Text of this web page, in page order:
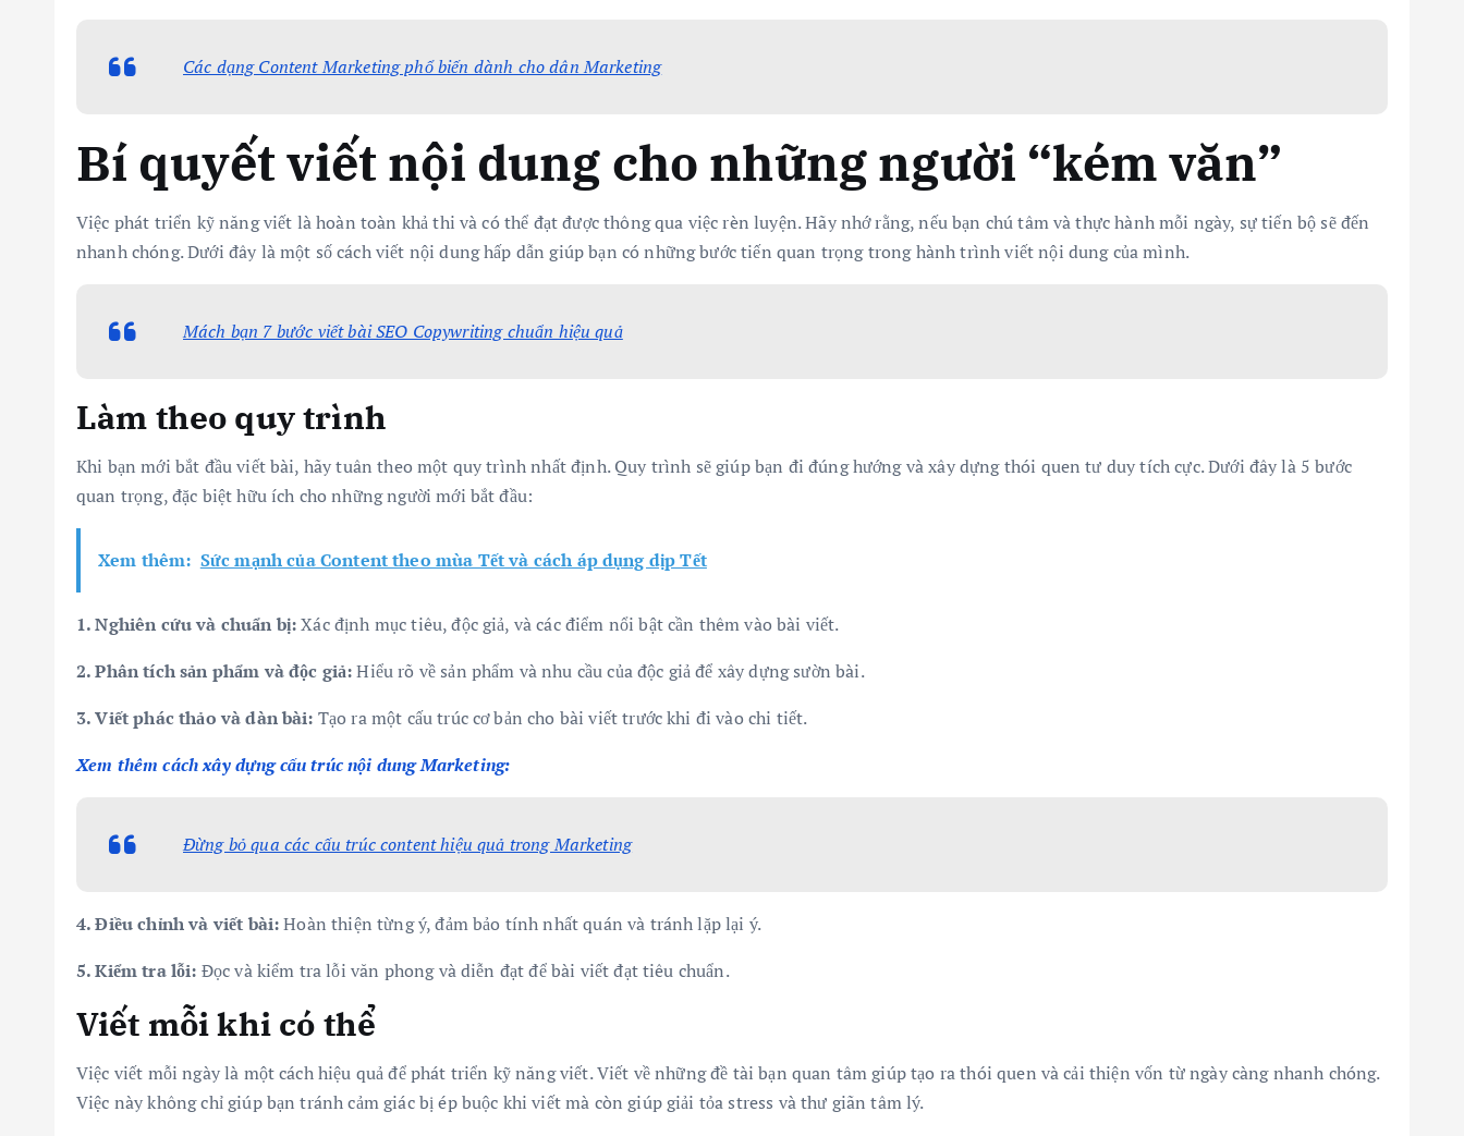
Các dạng Content Marketing phổ biến dành cho dân Marketing
Bí quyết viết nội dung cho những người “kém văn”
Việc phát triển kỹ năng viết là hoàn toàn khả thi và có thể đạt được thông qua việc rèn luyện. Hãy nhớ rằng, nếu bạn chú tâm và thực hành mỗi ngày, sự tiến bộ sẽ đến
nhanh chóng. Dưới đây là một số cách viết nội dung hấp dẫn giúp bạn có những bước tiến quan trọng trong hành trình viết nội dung của mình.
Mách bạn 7 bước viết bài SEO Copywriting chuẩn hiệu quả
Làm theo quy trình
Khi bạn mới bắt đầu viết bài, hãy tuân theo một quy trình nhất định. Quy trình sẽ giúp bạn đi đúng hướng và xây dựng thói quen tư duy tích cực. Dưới đây là 5 bước
quan trọng, đặc biệt hữu ích cho những người mới bắt đầu:
Xem thêm: Sức mạnh của Content theo mùa Tết và cách áp dụng dịp Tết
1. Nghiên cứu và chuẩn bị:Xác định mục tiêu, độc giả, và các điểm nổi bật cần thêm vào bài viết.
2. Phân tích sản phẩm và độc giả:Hiểu rõ về sản phẩm và nhu cầu của độc giả để xây dựng sườn bài.
3. Viết phác thảo và dàn bài: Tạo ra một cấu trúc cơ bản cho bài viết trước khi đi vào chi tiết.
Xem thêm cách xây dựng cấu trúc nội dung Marketing:
Đừng bỏ qua các cấu trúc content hiệu quả trong Marketing
4. Điều chỉnh và viết bài:Hoàn thiện từng ý, đảm bảo tính nhất quán và tránh lặp lại ý.
5. Kiểm tra lỗi: Đọc và kiểm tra lỗi văn phong và diễn đạt để bài viết đạt tiêu chuẩn.
Viết mỗi khi có thể
Việc viết mỗi ngày là một cách hiệu quả để phát triển kỹ năng viết. Viết về những đề tài bạn quan tâm giúp tạo ra thói quen và cải thiện vốn từ ngày càng nhanh chóng.
Việc này không chỉ giúp bạn tránh cảm giác bị ép buộc khi viết mà còn giúp giải tỏa stress và thư giãn tâm lý.